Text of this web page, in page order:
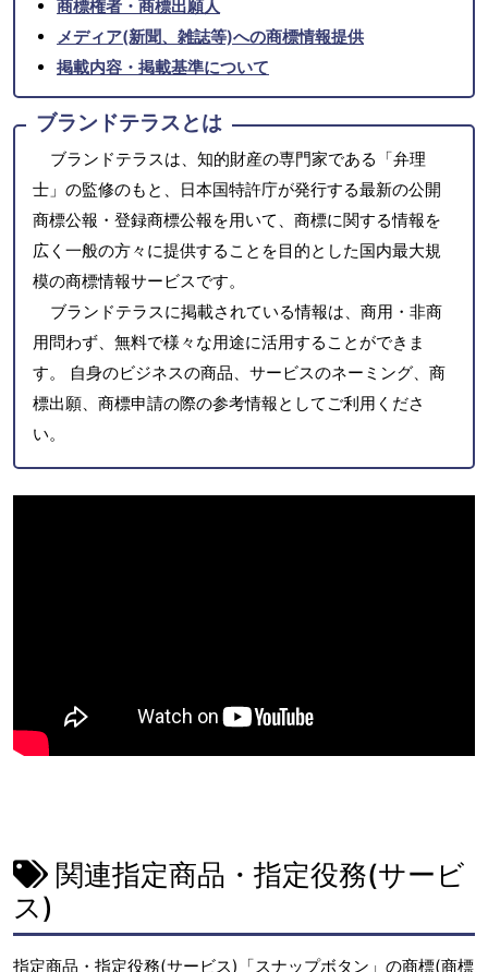
商標権者・商標出願人
メディア(新聞、雑誌等)への商標情報提供
掲載内容・掲載基準について
ブランドテラスとは
ブランドテラスは、知的財産の専門家である「弁理
士」の監修のもと、日本国特許庁が発行する最新の公開
商標公報・登録商標公報を用いて、商標に関する情報を
広く一般の方々に提供することを目的とした国内最大規
模の商標情報サービスです。
ブランドテラスに掲載されている情報は、商用・非商
用問わず、無料で様々な用途に活用することができま
す。 自身のビジネスの商品、サービスのネーミング、商
標出願、商標申請の際の参考情報としてご利用くださ
い。
関連指定商品・指定役務(サービ
ス)
指定商品・指定役務(サービス)「スナップボタン」の商標(商標